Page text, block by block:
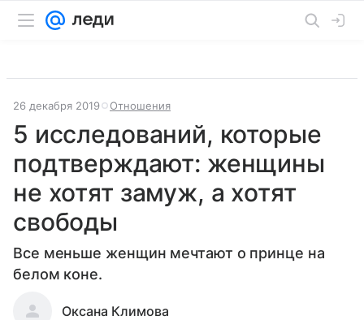
26 декабря 2019 Отношения
5 исследований, которые
подтверждают: женщины
не хотят замуж, а хотят
свободы
Все меньше женщин мечтают о принце на
белом коне.
Оксана Климова